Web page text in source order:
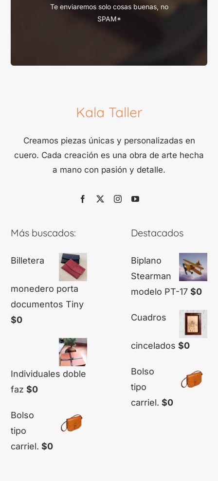
Te enviaremos solo cosas buenas, no
SPAM*
Kala Taller
Creamos piezas únicas y personalizadas en
cuero. Cada creación es una obra de arte hecha
a mano con pasión y detalle.
Más buscados:
Billetera
monedero porta
documentos Tiny
$0
Individuales doble
faz $0
Bolso
tipo
carriel. $0
Destacados
Biplano
Stearman
modelo PT-17 $0
Cuadros
cincelados $0
Bolso
tipo
carriel. $0